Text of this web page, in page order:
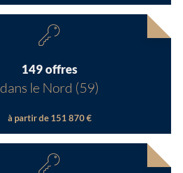
149 offres
dans le Nord (59)
à partir de 151 870 €